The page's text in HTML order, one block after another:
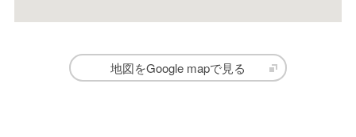
地図をGoogle mapで見る